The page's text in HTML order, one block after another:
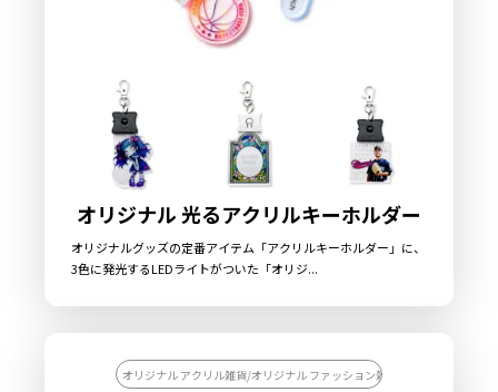
オリジナル 光るアクリルキーホルダー
オリジナルグッズの定番アイテム「アクリルキーホルダー」に、
3色に発光するLEDライトがついた「オリジ...
オリジナル アクリル雑貨/オリジナル ファッション雑貨/【カスタマイズ